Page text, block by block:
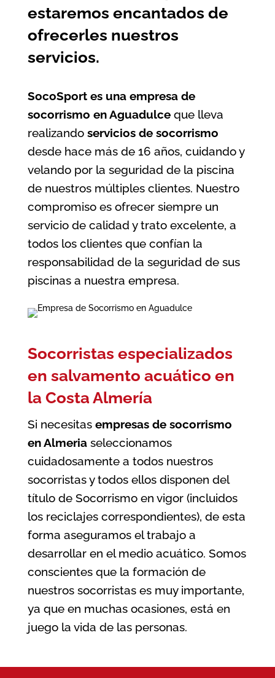
estaremos encantados de
ofrecerles nuestros
servicios.
SocoSport es una empresa de
socorrismo en Aguadulce que lleva
realizando servicios de socorrismo
desde hace más de 16 años, cuidando y
velando por la seguridad de la piscina
de nuestros múltiples clientes. Nuestro
compromiso es ofrecer siempre un
servicio de calidad y trato excelente, a
todos los clientes que confían la
responsabilidad de la seguridad de sus
piscinas a nuestra empresa.
Socorristas especializados
en salvamento acuático en
la Costa Almería
Si necesitas empresas de socorrismo
en Almeria seleccionamos
cuidadosamente a todos nuestros
socorristas y todos ellos disponen del
título de Socorrismo en vigor (incluidos
los reciclajes correspondientes), de esta
forma aseguramos el trabajo a
desarrollar en el medio acuático. Somos
conscientes que la formación de
nuestros socorristas es muy importante,
ya que en muchas ocasiones, está en
juego la vida de las personas.